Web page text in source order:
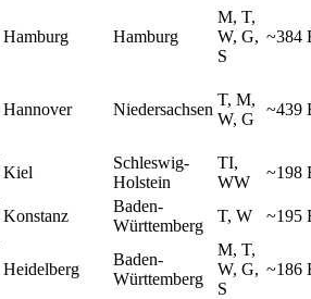
Hamburg Hamburg
M, T,
W, G,
S
~384
Hannover Niedersachsen
T, M,
W, G
~439
Kiel
Schleswig-
Holstein
TI,
WW
~198
Konstanz
Baden-
Württemberg
T, W ~195
Heidelberg
Baden-
Württemberg
M, T,
W, G,
S
~186